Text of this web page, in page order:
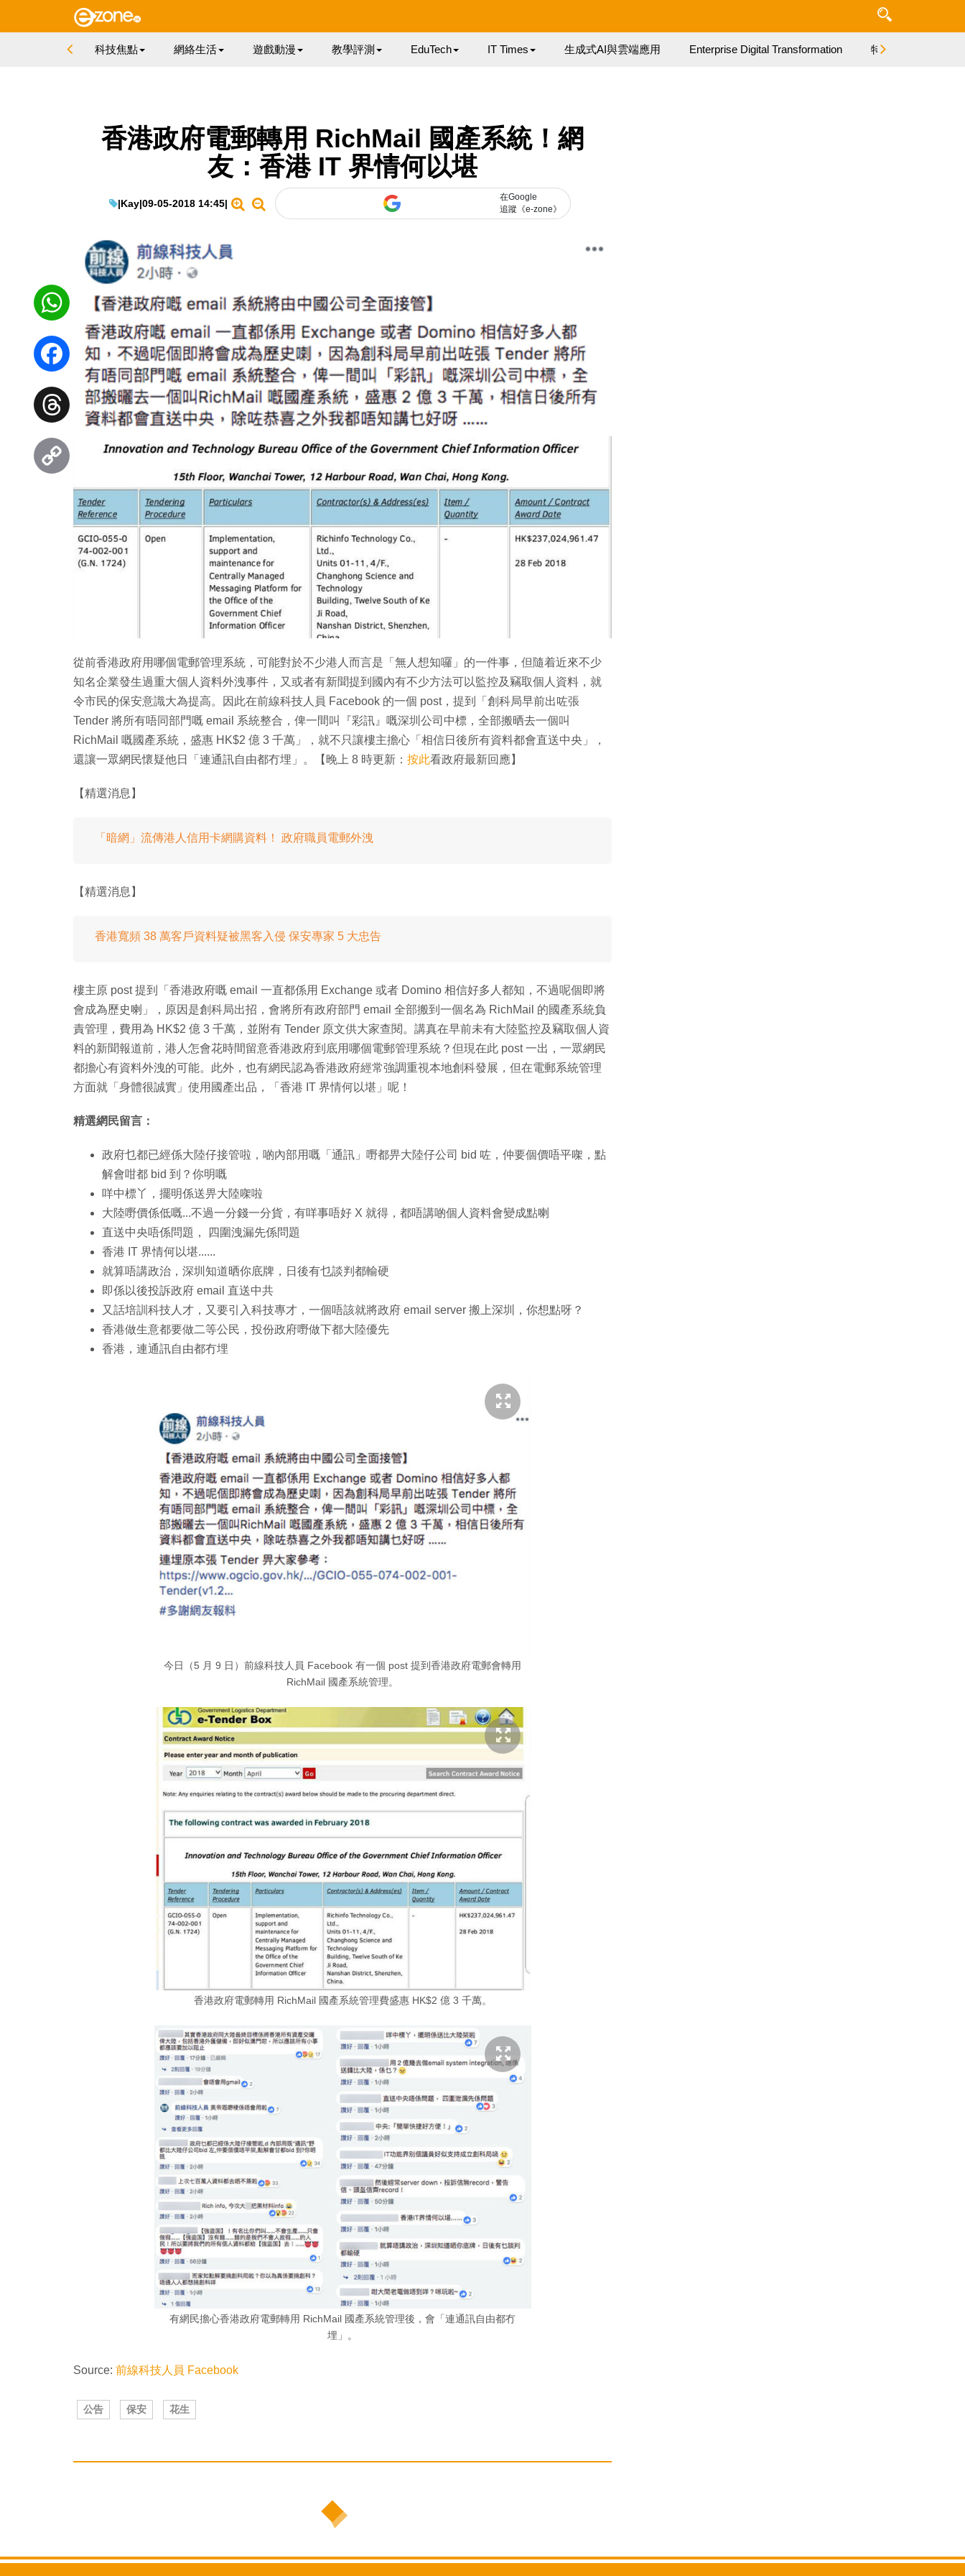
科技焦點 網絡生活 遊戲動漫 教學評測 EduTech IT Times 生成式AI與雲端應用 Enterprise Digital Transformation 特集
香港政府電郵轉用 RichMail 國產系統！網
友：香港 IT 界情何以堪
|Kay|09-05-2018 14:45|
在Google
追蹤《e-zone》
從前香港政府用哪個電郵管理系統，可能對於不少港人而言是「無人想知囉」的一件事，但隨着近來不少
知名企業發生過重大個人資料外洩事件，又或者有新聞提到國內有不少方法可以監控及竊取個人資料，就
令市民的保安意識大為提高。因此在前線科技人員 Facebook 的一個 post，提到「創科局早前出咗張
Tender 將所有唔同部門嘅 email 系統整合，俾一間叫『彩訊』嘅深圳公司中標，全部搬晒去一個叫
RichMail 嘅國產系統，盛惠 HK$2 億 3 千萬」，就不只讓樓主擔心「相信日後所有資料都會直送中央」，
還讓一眾網民懷疑他日「連通訊自由都冇埋」。【晚上 8 時更新： 按此看政府最新回應】
【精選消息】
「暗網」流傳港人信用卡網購資料！ 政府職員電郵外洩
【精選消息】
香港寬頻 38 萬客戶資料疑被黑客入侵 保安專家 5 大忠告
樓主原 post 提到「香港政府嘅 email 一直都係用 Exchange 或者 Domino 相信好多人都知，不過呢個即將
會成為歷史喇」，原因是創科局出招，會將所有政府部門 email 全部搬到一個名為 RichMail 的國產系統負
責管理，費用為 HK$2 億 3 千萬，並附有 Tender 原文供大家查閱。講真在早前未有大陸監控及竊取個人資
料的新聞報道前，港人怎會花時間留意香港政府到底用哪個電郵管理系統？但現在此 post 一出，一眾網民
都擔心有資料外洩的可能。此外，也有網民認為香港政府經常強調重視本地創科發展，但在電郵系統管理
方面就「身體很誠實」使用國產出品，「香港 IT 界情何以堪」呢！
精選網民留言：
政府乜都已經係大陸仔接管啦，啲內部用嘅「通訊」嘢都畀大陸仔公司 bid 咗，仲要個價唔平㗎，點
解會咁都 bid 到？你明嘅
咩中標丫，擺明係送畀大陸㗎啦
大陸嘢價係低嘅...不過一分錢一分貨，有咩事唔好 X 就得，都唔講啲個人資料會變成點喇
直送中央唔係問題， 四圍洩漏先係問題
香港 IT 界情何以堪......
就算唔講政治，深圳知道晒你底牌，日後有乜談判都輸硬
即係以後投訴政府 email 直送中共
又話培訓科技人才，又要引入科技專才，一個唔該就將政府 email server 搬上深圳，你想點呀？
香港做生意都要做二等公民，投份政府嘢做下都大陸優先
香港，連通訊自由都冇埋
今日（5 月 9 日）前線科技人員 Facebook 有一個 post 提到香港政府電郵會轉用
RichMail 國產系統管理。
香港政府電郵轉用 RichMail 國產系統管理費盛惠 HK$2 億 3 千萬。
有網民擔心香港政府電郵轉用 RichMail 國產系統管理後，會「連通訊自由都冇
埋」。
Source: 前線科技人員 Facebook
公告 保安 花生
WhatsApp
Facebook
Threads
Copy